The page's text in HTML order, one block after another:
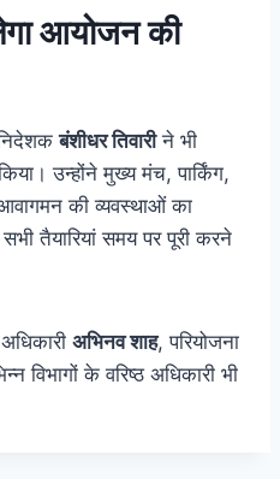
आयोजन की
बंशीधर तिवारीने भी
उन्होंने मुख्य मंच, पार्किंग,
की व्यवस्थाओं का
तैयारियां समय पर पूरी करने
अभिनव शाह, परियोजना
विभागों के वरिष्ठ अधिकारी भी